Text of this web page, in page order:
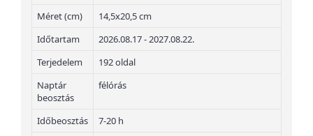
Méret (cm)
14,5x20,5 cm
Időtartam
2026.08.17 - 2027.08.22.
Terjedelem
192 oldal
Naptár
beosztás
félórás
Időbeosztás
7-20 h